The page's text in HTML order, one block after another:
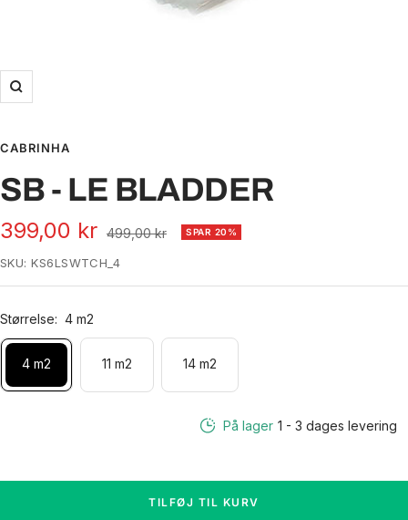
Zoom
CABRINHA
SB - LE BLADDER
Udsalgspris
399,00 kr Normal
499,00 kr SPAR 20%
SKU:KS6LSWTCH_4
Størrelse: 4 m2
4 m2 11 m2 14 m2
På lager 1 - 3 dages levering
TILFØJ TIL KURV